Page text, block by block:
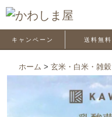
キャンペーン 送料無料
ホーム > 玄米・白米・雑穀